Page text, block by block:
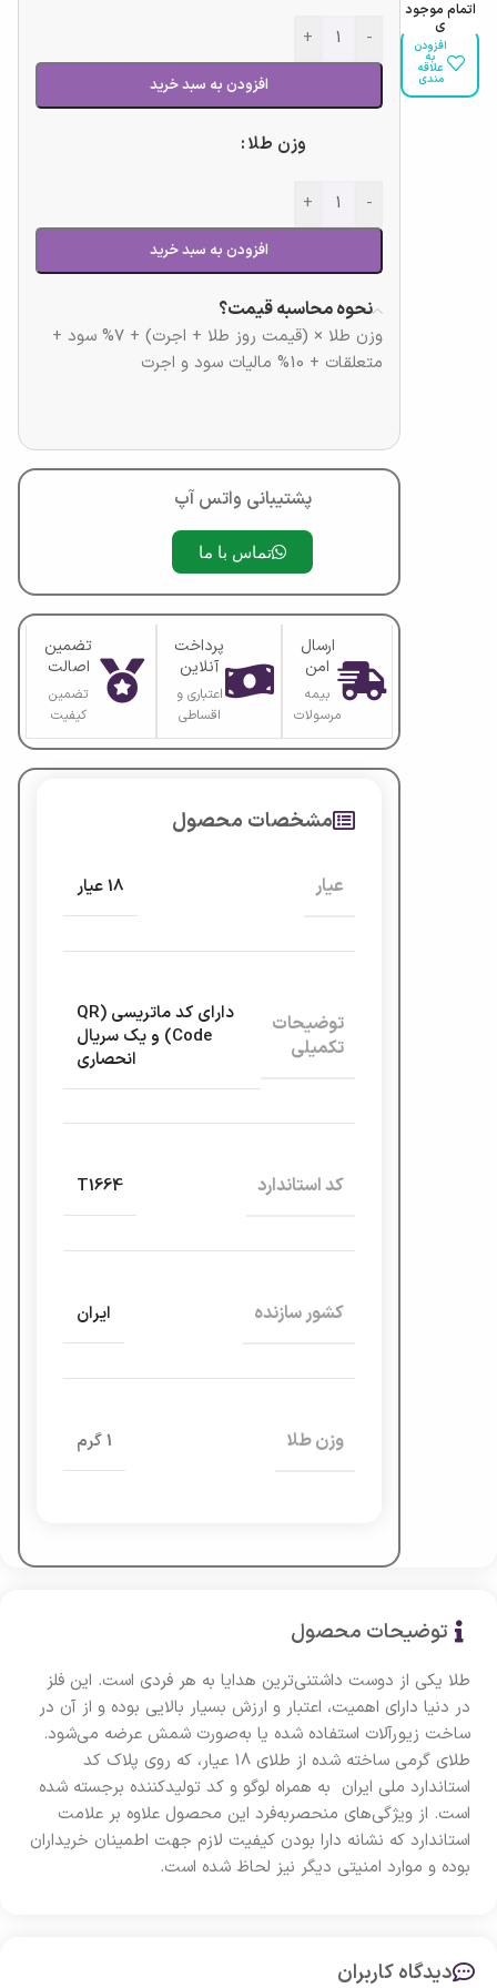
اتمام موجود
ی
افزودن
به
علاقه
مندی
-
+
افزودن به سبد خرید
وزن طلا
-
+
افزودن به سبد خرید
نحوه محاسبه قیمت؟
وزن طلا × (قیمت روز طلا + اجرت) + 7% سود +
متعلقات + 10% مالیات سود و اجرت
پشتیبانی واتس آپ
تماس با ما
ارسال
امن
بیمه
مرسولات
پرداخت
آنلاین
اعتباری و
اقساطی
تضمین
اصالت
تضمین
کیفیت
مشخصات محصول
عیار 18 عیار
توضیحات
تکمیلی
دارای کد ماتریسی (QR
Code) و یک سریال
انحصاری
کد استاندارد T1664
کشور سازنده ایران
وزن طلا 1 گرم
توضیحات محصول
طلا یکی از دوست داشتنی‌ترین هدایا به هر فردی است. این فلز
در دنیا دارای اهمیت، اعتبار و ارزش بسیار بالایی بوده و از آن در
ساخت زیورآلات استفاده شده یا به‌صورت شمش عرضه می‌شود.
طلای گرمی ساخته شده از طلای 18 عیار، که روی پلاک کد
استاندارد ملی ایران به همراه لوگو و کد تولید‌کننده برجسته شده
است. از ویژگی‌های منحصربه‌فرد این محصول علاوه‌ بر علامت
استاندارد که نشانه دارا بودن کیفیت لازم جهت اطمینان خریداران
بوده و موارد امنیتی دیگر نیز لحاظ شده است.
دیدگاه کاربران